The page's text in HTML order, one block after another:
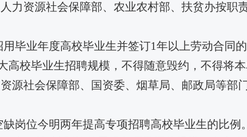
力资源社会保障部、农业农村部、扶贫办按职
毕业年度高校毕业生并签订1年以上劳动合同
高校毕业生招聘规模，不得随意毁约，不得将
源社会保障部、国资委、烟草局、邮政局等部
岗位今明两年提高专项招聘高校毕业生的比例